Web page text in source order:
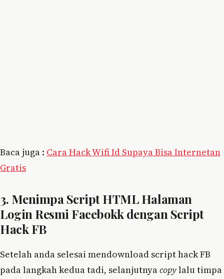
Baca juga : Cara Hack Wifi Id Supaya Bisa Internetan
Gratis
3. Menimpa Script HTML Halaman
Login Resmi Facebokk dengan Script
Hack FB
Setelah anda selesai mendownload script hack FB
pada langkah kedua tadi, selanjutnyacopylalu timpa